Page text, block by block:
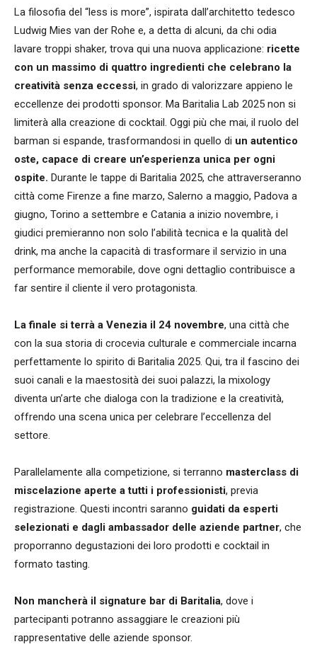
La filosofia del “less is more”, ispirata dall’architetto tedesco
Ludwig Mies van der Rohe e, a detta di alcuni, da chi odia
lavare troppi shaker, trova qui una nuova applicazione: ricette
con un massimo di quattro ingredienti che celebrano la
creatività senza eccessi, in grado di valorizzare appieno le
eccellenze dei prodotti sponsor. Ma Baritalia Lab 2025 non si
limiterà alla creazione di cocktail. Oggi più che mai, il ruolo del
barman si espande, trasformandosi in quello di un autentico
oste, capace di creare un’esperienza unica per ogni
ospite. Durante le tappe di Baritalia 2025, che attraverseranno
città come Firenze a fine marzo, Salerno a maggio, Padova a
giugno, Torino a settembre e Catania a inizio novembre, i
giudici premieranno non solo l’abilità tecnica e la qualità del
drink, ma anche la capacità di trasformare il servizio in una
performance memorabile, dove ogni dettaglio contribuisce a
far sentire il cliente il vero protagonista.
La finale si terrà a Venezia il 24 novembre, una città che
con la sua storia di crocevia culturale e commerciale incarna
perfettamente lo spirito di Baritalia 2025. Qui, tra il fascino dei
suoi canali e la maestosità dei suoi palazzi, la mixology
diventa un’arte che dialoga con la tradizione e la creatività,
offrendo una scena unica per celebrare l’eccellenza del
settore.
Parallelamente alla competizione, si terranno masterclass di
miscelazione aperte a tutti i professionisti, previa
registrazione. Questi incontri saranno guidati da esperti
selezionati e dagli ambassador delle aziende partner, che
proporranno degustazioni dei loro prodotti e cocktail in
formato tasting.
Non mancherà il signature bar di Baritalia, dove i
partecipanti potranno assaggiare le creazioni più
rappresentative delle aziende sponsor.